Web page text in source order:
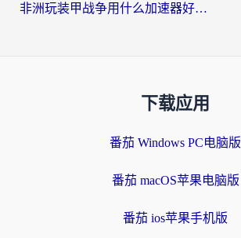
非洲玩装甲战争用什么加速器好？海外党亲测有效的国服游戏加速方案
下载应用
番茄 Windows PC电脑版
番茄 macOS苹果电脑版
番茄 ios苹果手机版